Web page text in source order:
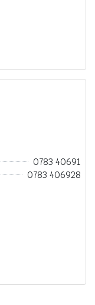
0783 40691
0783 406928